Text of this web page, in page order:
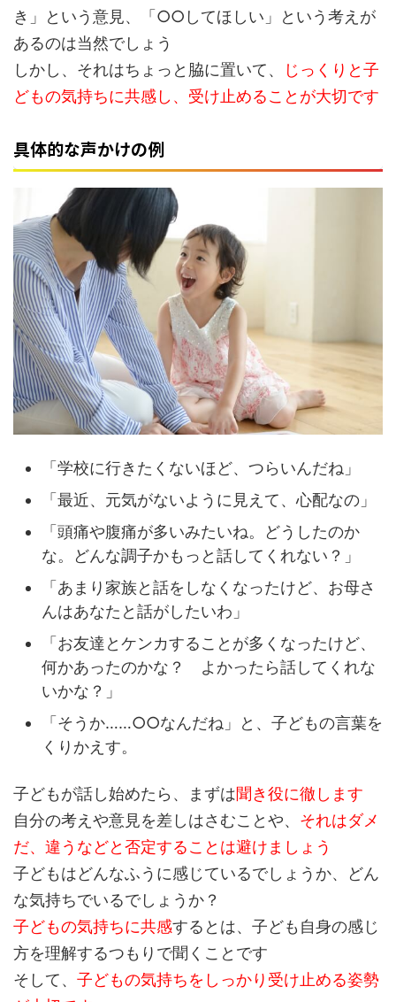
き」という意見、「○○してほしい」という考えが
あるのは当然でしょう
しかし、それはちょっと脇に置いて、
じっくりと子
どもの気持ちに共感し、受け止めることが大切です
具体的な声かけの例
「学校に行きたくないほど、つらいんだね」
「最近、元気がないように見えて、心配なの」
「頭痛や腹痛が多いみたいね。どうしたのか
な。どんな調子かもっと話してくれない？」
「あまり家族と話をしなくなったけど、お母さ
んはあなたと話がしたいわ」
「お友達とケンカすることが多くなったけど、
何かあったのかな？ よかったら話してくれな
いかな？」
「そうか……○○なんだね」と、子どもの言葉を
くりかえす。
子どもが話し始めたら、まずは聞き役に徹します
自分の考えや意見を差しはさむことや、 それはダメ
だ、違うなどと否定することは避けましょう
子どもはどんなふうに感じているでしょうか、どん
な気持ちでいるでしょうか？
子どもの気持ちに共感するとは、子ども自身の感じ
方を理解するつもりで聞くことです
そして、 子どもの気持ちをしっかり受け止める姿勢